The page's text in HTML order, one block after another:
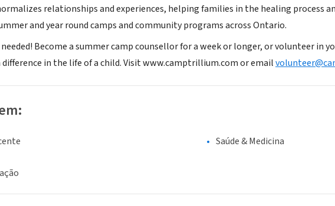
relationships and experiences, helping families in the healing process
and year round camps and community programs across Ontario.
Become a summer camp counsellor for a week or longer, or volunteer in
difference in the life of a child. Visit www.camptrillium.com or email
Saúde & Medicina